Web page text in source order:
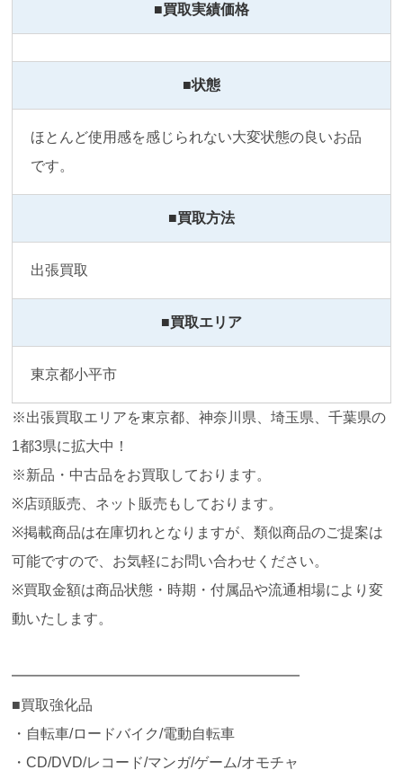
■買取実績価格
■状態
ほとんど使用感を感じられない大変状態の良いお品
です。
■買取方法
出張買取
■買取エリア
東京都小平市
※出張買取エリアを東京都、神奈川県、埼玉県、千葉県の
1都3県に拡大中！
※新品・中古品をお買取しております。
※店頭販売、ネット販売もしております。
※掲載商品は在庫切れとなりますが、類似商品のご提案は
可能ですので、お気軽にお問い合わせください。
※買取金額は商品状態・時期・付属品や流通相場により変
動いたします。
━━━━━━━━━━━━━━━━━━━━
■買取強化品
・自転車/ロードバイク/電動自転車
・CD/DVD/レコード/マンガ/ゲーム/オモチャ